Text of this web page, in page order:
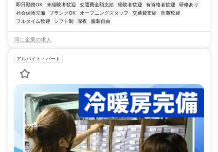
即日勤務OK
未経験者歓迎 交通費全額支給 経験者歓迎 有資格者歓迎
研修あり
社会保険完備
ブランクOK オープニングスタッフ 交通費支給
長期歓迎
フルタイム歓迎
シフト制 深夜 服装自由
同じ企業の求人
アルバイト・パート